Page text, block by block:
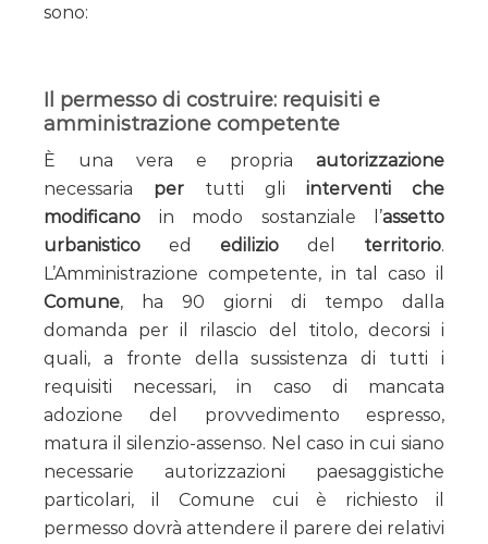
sono:
Il permesso di costruire: requisiti e
amministrazione competente
È una vera e propria autorizzazione
necessaria per tutti gli interventi che
modificano in modo sostanziale l’assetto
urbanistico ed edilizio del territorio.
L’Amministrazione competente, in tal caso il
Comune, ha 90 giorni di tempo dalla
domanda per il rilascio del titolo, decorsi i
quali, a fronte della sussistenza di tutti i
requisiti necessari, in caso di mancata
adozione del provvedimento espresso,
matura il silenzio-assenso. Nel caso in cui siano
necessarie autorizzazioni paesaggistiche
particolari, il Comune cui è richiesto il
permesso dovrà attendere il parere dei relativi